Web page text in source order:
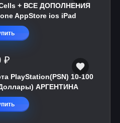
+ ВСЕ ДОПОЛНЕНИЯ
AppStore ios iPad
₽
PlayStation(PSN) 10-100
АРГЕНТИНА